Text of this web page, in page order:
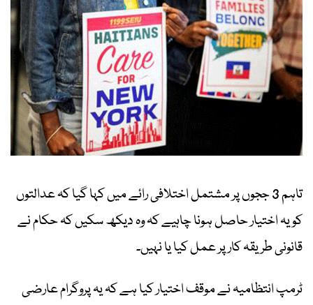
تاہم 3 ججوں پر مشتمل اختلافی رائے میں کہا گیا کہ عدالتوں
کو یہ اختیار حاصل ہونا چاہیے کہ وہ دیکھ سکیں کہ حکام نے
قانونی طریقہ کار پر عمل کیا یا نہیں۔
ٹرمپ انتظامیہ نے موقف اختیار کیا ہے کہ یہ پروگرام عارضی